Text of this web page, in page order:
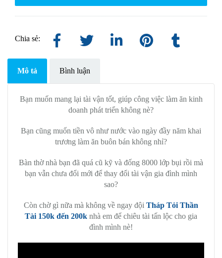
Chia sẻ:
Mô tả Bình luận
Bạn muốn mang lại tài vận tốt, giúp công việc làm ăn kinh
doanh phát triển không nè?
Bạn cũng muốn tiền vô như nước vào ngày đầy năm khai
trương làm ăn buôn bán không nhỉ?
Bàn thờ nhà bạn đã quá cũ kỹ và đống 8000 lớp bụi rồi mà
bạn vẫn chưa đổi mới để thay đổi tài vận gia đình mình
sao?
Còn chờ gì nữa mà không về ngay đội Tháp Tỏi Thần
Tài 150k đến 200k nhà em để chiêu tài tấn lộc cho gia
đình mình nè!